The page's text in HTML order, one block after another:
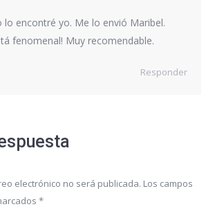
lo encontré yo. Me lo envió Maribel.
fenomenal! Muy recomendable.
Responder
electrónico no será publicada. Los campos
*